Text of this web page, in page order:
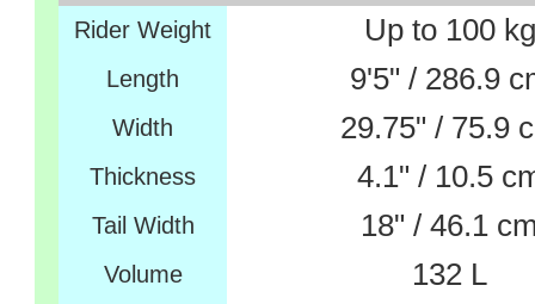
Rider Weight Up to 100 kg
Length 9'5" / 286.9
Width 29.75" / 75.9
Thickness 4.1" / 10.5
Tail Width 18" / 46.1
Volume 132 L